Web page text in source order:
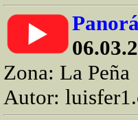
Zona: La Peña
Autor: